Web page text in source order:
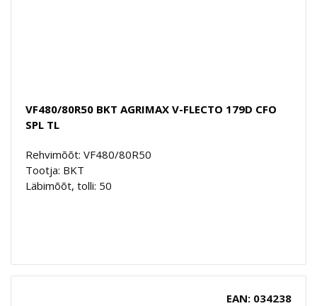
VF480/80R50 BKT AGRIMAX V-FLECTO 179D CFO
SPL TL
Rehvimõõt: VF480/80R50
Tootja: BKT
Läbimõõt, tolli: 50
EAN: 034238